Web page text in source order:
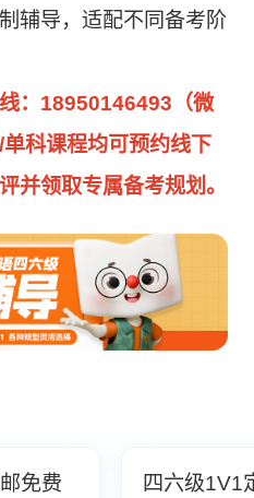
辅导，适配不同备考阶
：18950146493（微
科课程均可预约线下
并领取专属备考规划。
免费
四六级1V1